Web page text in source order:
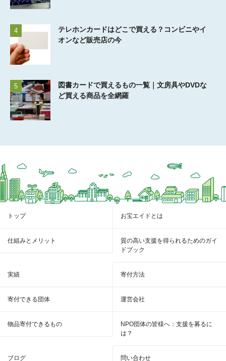
4
テレホンカードはどこで買える？コンビニやイ
オンなど販売店の今
5
図書カードで買えるもの一覧｜文房具やDVDな
ど買える商品を全網羅
トップ お宝エイドとは
仕組みとメリット
質の高い支援を得られるためのガイ
ドブック
実績 寄付方法
寄付できる団体 運営会社
物品寄付できるもの
NPO団体の皆様へ：支援を募るに
は？
ブログ 問い合わせ